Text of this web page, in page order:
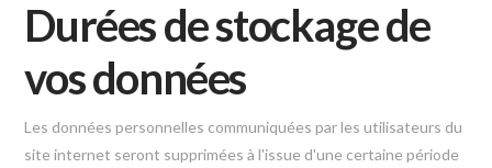
Durées de stockage de
vos données
Les données personnelles communiquées par les utilisateurs du
site internet seront supprimées à l'issue d'une certaine période